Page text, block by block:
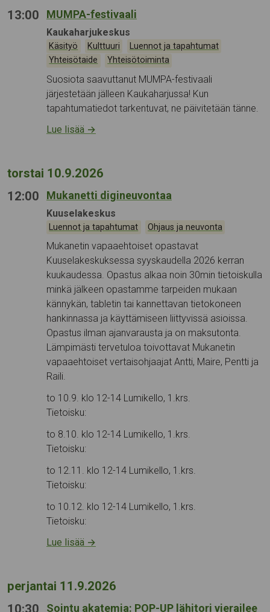
13:00
MUMPA-festivaali
Tapahtumapaikka:
Kaukaharjukeskus
Kategoriat:
Käsityö Kulttuuri Luennot ja tapahtumat
Yhteisötaide Yhteisötoiminta
Suosiota saavuttanut MUMPA-festivaali
järjestetään jälleen Kaukaharjussa! Kun
tapahtumatiedot tarkentuvat, ne päivitetään tänne.
Lue lisää →
torstai 10.9.2026
12:00
Mukanetti digineuvontaa
Tapahtumapaikka:
Kuuselakeskus
Kategoriat:
Luennot ja tapahtumat Ohjaus ja neuvonta
Mukanetin vapaaehtoiset opastavat
Kuuselakeskuksessa syyskaudella 2026 kerran
kuukaudessa. Opastus alkaa noin 30min tietoiskulla
minkä jälkeen opastamme tarpeiden mukaan
kännykän, tabletin tai kannettavan tietokoneen
hankinnassa ja käyttämiseen liittyvissä asioissa.
Opastus ilman ajanvarausta ja on maksutonta.
Lämpimästi tervetuloa toivottavat Mukanetin
vapaaehtoiset vertaisohjaajat Antti, Maire, Pentti ja
Raili.
to 10.9. klo 12-14 Lumikello, 1.krs.
Tietoisku:
to 8.10. klo 12-14 Lumikello, 1.krs.
Tietoisku:
to 12.11. klo 12-14 Lumikello, 1.krs.
Tietoisku:
to 10.12. klo 12-14 Lumikello, 1.krs.
Tietoisku:
Lue lisää →
perjantai 11.9.2026
10:30
Sointu akatemia: POP-UP lähitori vierailee